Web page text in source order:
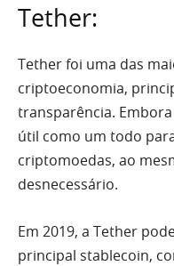
Tether:
Tether foi uma das
criptoeconomia,
transparência.
útil como um todo
criptomoedas, ao
desnecessário.
Em 2019, a Tether
principal stablecoin,